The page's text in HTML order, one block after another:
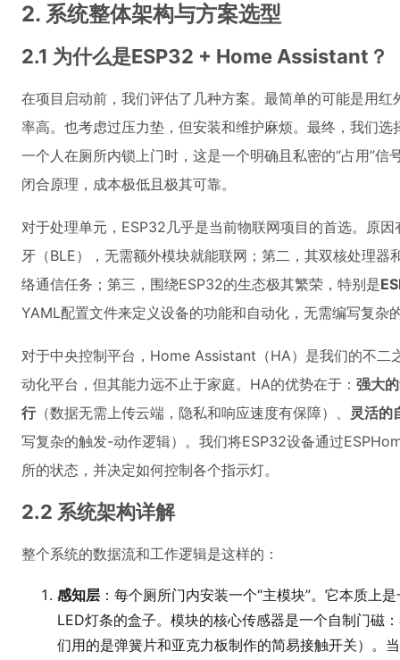
2. 系统整体架构与方案选型
2.1 为什么是ESP32 + Home Assistant？
在项目启动前，我们评估了几种方案。最简单的可能是用
率高。也考虑过压力垫，但安装和维护麻烦。最终，我们选
一个人在厕所内锁上门时，这是一个明确且私密的“占用”
闭合原理，成本极低且极其可靠。
对于处理单元，ESP32几乎是当前物联网项目的首选。原
牙（BLE），无需额外模块就能联网；第二，其双核处理
络通信任务；第三，围绕ESP32的生态极其繁荣，特别是
YAML配置文件来定义设备的功能和自动化，无需编写复
对于中央控制平台，Home Assistant（HA）是我们的不二
动化平台，但其能力远不止于家庭。HA的优势在于： 强大
行（数据无需上传云端，隐私和响应速度有保障）、 灵活的
写复杂的触发-动作逻辑）。我们将ESP32设备通过
所的状态，并决定如何控制各个指示灯。
2.2 系统架构详解
整个系统的数据流和工作逻辑是这样的：
感知层 ：每个厕所门内安装一个“主模块”。它本质上
LED灯条的盒子。模块的核心传感器是一个自制门磁
们用的是弹簧片和亚克力板制作的简易接触开关）。